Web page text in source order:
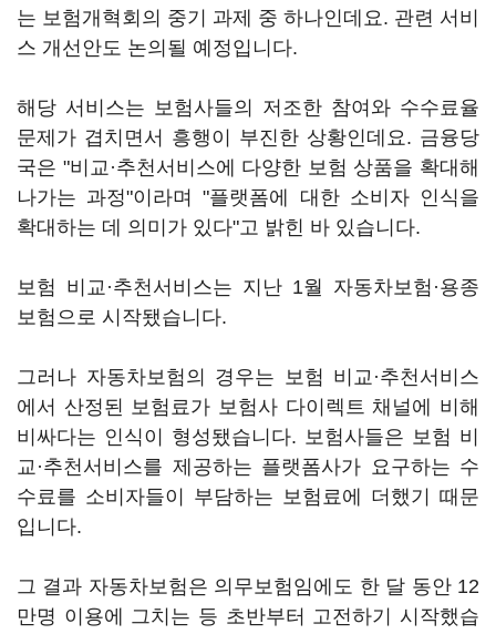
는 보험개혁회의 중기 과제 중 하나인데요. 관련 서비
스 개선안도 논의될 예정입니다.
해당 서비스는 보험사들의 저조한 참여와 수수료율
문제가 겹치면서 흥행이 부진한 상황인데요. 금융당
국은 "비교·추천서비스에 다양한 보험 상품을 확대해
나가는 과정"이라며 "플랫폼에 대한 소비자 인식을
확대하는 데 의미가 있다"고 밝힌 바 있습니다.
보험 비교·추천서비스는 지난 1월 자동차보험·용종
보험으로 시작됐습니다.
그러나 자동차보험의 경우는 보험 비교·추천서비스
에서 산정된 보험료가 보험사 다이렉트 채널에 비해
비싸다는 인식이 형성됐습니다. 보험사들은 보험 비
교·추천서비스를 제공하는 플랫폼사가 요구하는 수
수료를 소비자들이 부담하는 보험료에 더했기 때문
입니다.
그 결과 자동차보험은 의무보험임에도 한 달 동안 12
만명 이용에 그치는 등 초반부터 고전하기 시작했습